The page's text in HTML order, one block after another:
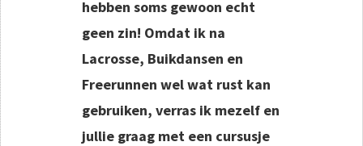
hebben soms gewoon echt
geen zin! Omdat ik na
Lacrosse, Buikdansen en
Freerunnen wel wat rust kan
gebruiken, verras ik mezelf en
jullie graag met een cursusje